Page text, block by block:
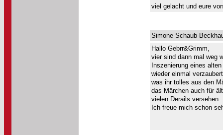
viel gelacht und eure
Simone Schaub-
Hallo Gebrr&Grimm,
vier sind dann mal weg
Inszenierung eines
wieder einmal
was ihr tolles aus den
das Märchen auch für
vielen Derails
Ich freue mich schon